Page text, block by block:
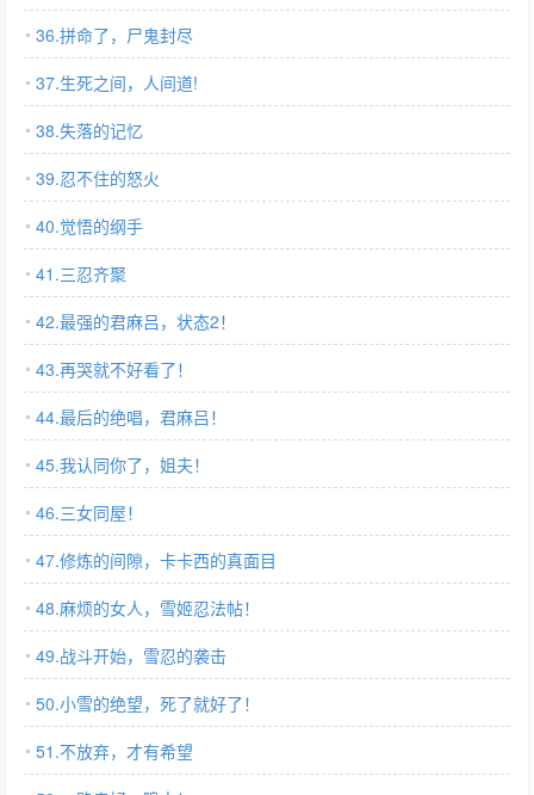
36.拼命了，尸鬼封尽
37.生死之间，人间道!
38.失落的记忆
39.忍不住的怒火
40.觉悟的纲手
41.三忍齐聚
42.最强的君麻吕，状态2！
43.再哭就不好看了！
44.最后的绝唱，君麻吕！
45.我认同你了，姐夫！
46.三女同屋！
47.修炼的间隙，卡卡西的真面目
48.麻烦的女人，雪姬忍法帖！
49.战斗开始，雪忍的袭击
50.小雪的绝望，死了就好了！
51.不放弃，才有希望